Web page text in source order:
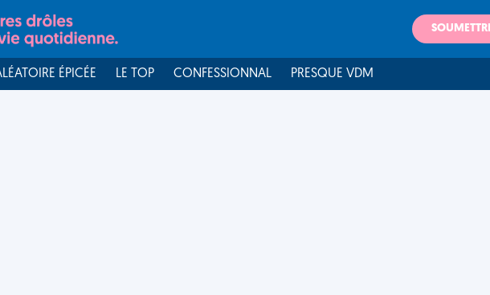
ÉPICÉE LE TOP CONFESSIONNAL PRESQUE VDM